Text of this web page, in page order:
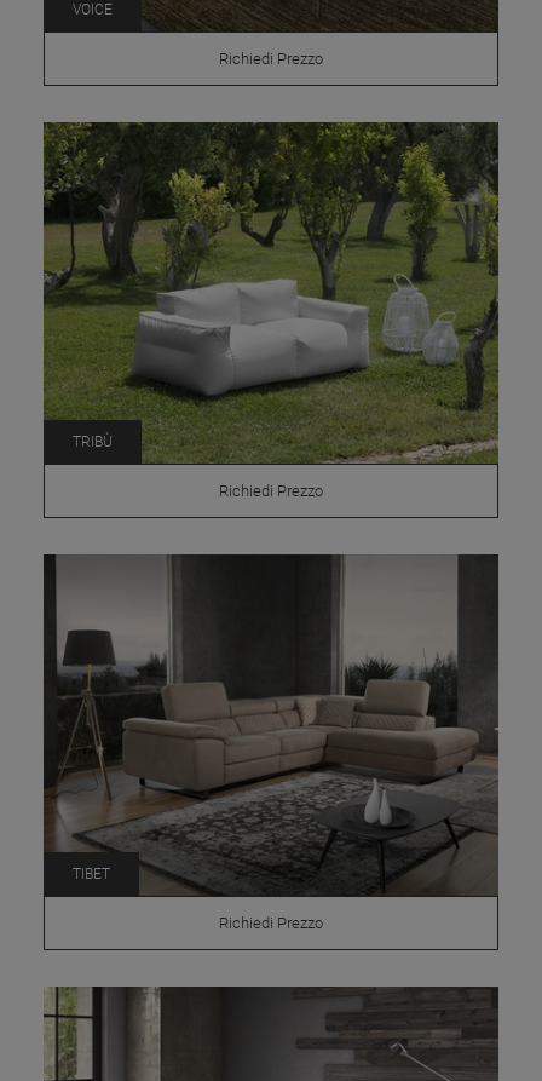
VOICE
Richiedi Prezzo
TRIBÙ
Richiedi Prezzo
TIBET
Richiedi Prezzo